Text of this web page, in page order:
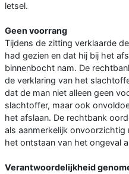
letsel.
Geen voorrang
Tijdens de zitting verklaarde
had gezien en dat hij bij het
binnenbocht nam. De
de verklaring van het
dat de man niet alleen geen
slachtoffer, maar ook
het afslaan. De rechtbank
als aanmerkelijk
het ontstaan van het ongeval
Verantwoordelijkheid